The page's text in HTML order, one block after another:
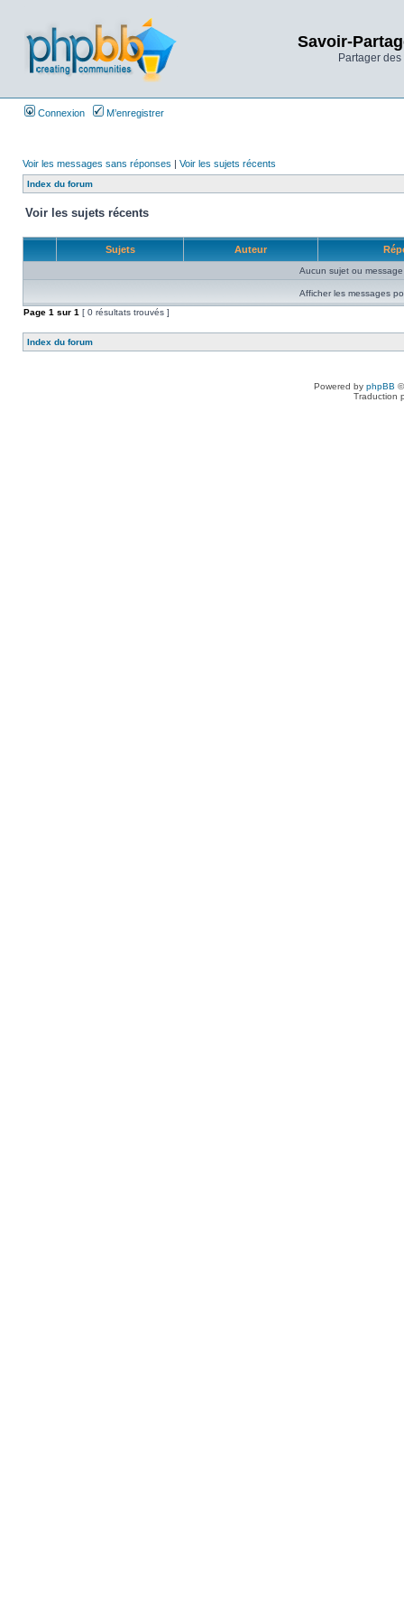
Savoir-
Partager
Connexion M’enregistrer
Voir les messages sans réponses | Voir les sujets récents
Index du forum
Voir les sujets récents
Sujets Auteur
Aucun sujet ou
Afficher les messages
Page 1 sur 1 [ 0 résultats trouvés ]
Index du forum
Powered by phpBB
Traduction